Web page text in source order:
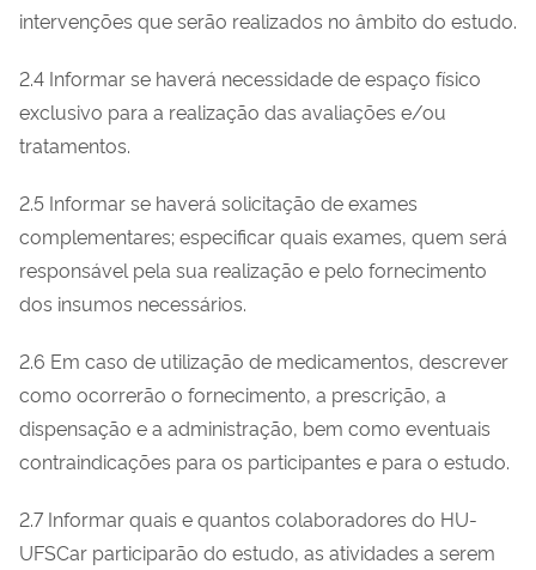
intervenções que serão realizados no âmbito do estudo.
2.4 Informar se haverá necessidade de espaço físico
exclusivo para a realização das avaliações e/ou
tratamentos.
2.5 Informar se haverá solicitação de exames
complementares; especificar quais exames, quem será
responsável pela sua realização e pelo fornecimento
dos insumos necessários.
2.6 Em caso de utilização de medicamentos, descrever
como ocorrerão o fornecimento, a prescrição, a
dispensação e a administração, bem como eventuais
contraindicações para os participantes e para o estudo.
2.7 Informar quais e quantos colaboradores do HU-
UFSCar participarão do estudo, as atividades a serem